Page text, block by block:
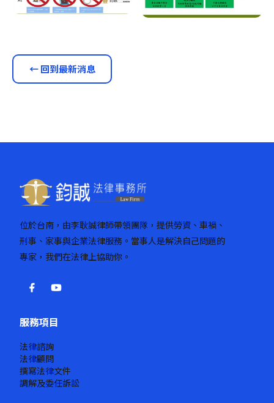
← 回到最新消息
位於台南，由李耿誠律師帶領團隊，提供勞資、車禍、
刑事、家事與企業法律服務。當事人是解決自己問題的
專家，我們在法律上協助你。
服務項目
法律諮詢
法律顧問
撰寫法律文件
調解及委任訴訟